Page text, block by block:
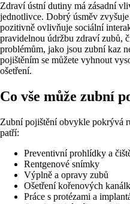
Zdraví ústní dutiny má zásadní
jednotlivce. Dobrý úsměv
pozitivně ovlivňuje sociální
pravidelnou údržbu zdraví zubů,
problémům, jako jsou zubní kaz
pojištěním se můžete vyhnout
ošetření.
Co vše může zubní
Zubní pojištění obvykle pokrývá
patří:
Preventivní prohlídky a
Rentgenové snímky
Výplně a opravy zubů
Ošetření kořenových
Práce s protézami a